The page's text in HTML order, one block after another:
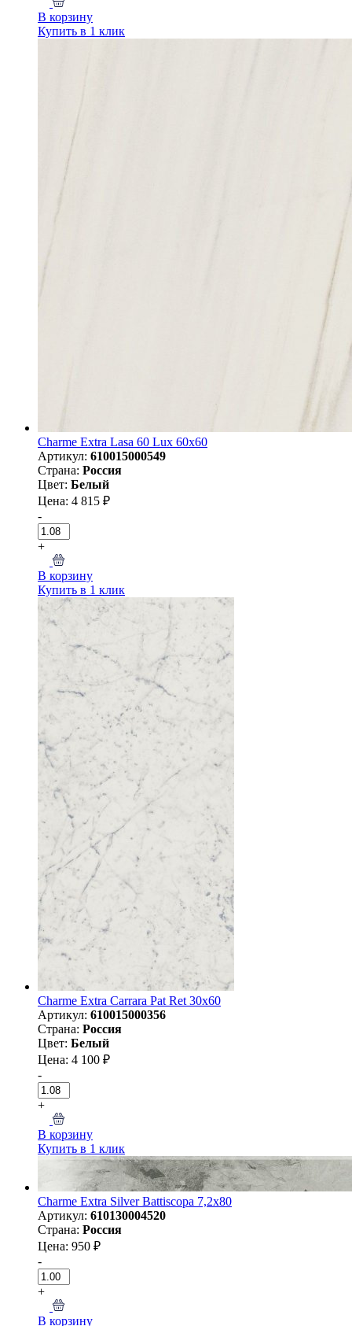
В корзину
Купить в 1 клик
Charme Extra Lasa 60 Lux 60x60
Артикул: 610015000549
Страна: Россия
Цвет: Белый
Цена: 4 815 ₽
-
+
В корзину
Купить в 1 клик
Charme Extra Carrara Pat Ret 30x60
Артикул: 610015000356
Страна: Россия
Цвет: Белый
Цена: 4 100 ₽
-
+
В корзину
Купить в 1 клик
Charme Extra Silver Battiscopa 7,2x80
Артикул: 610130004520
Страна: Россия
Цена: 950 ₽
-
+
В корзину